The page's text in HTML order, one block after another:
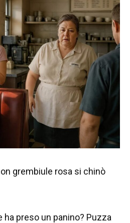
grembiule rosa si chinò
preso un panino? Puzza